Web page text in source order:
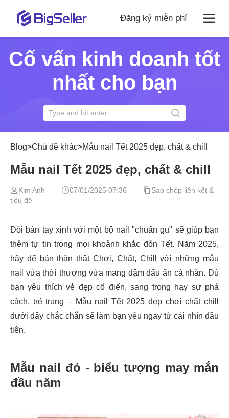
Đăng ký miễn phí
Cố vấn kinh doanh tốt
nhất cho bạn
Blog>Chủ đề khác>Mẫu nail Tết 2025 đẹp, chất & chill
Mẫu nail Tết 2025 đẹp, chất & chill
Kim Anh 07/01/2025 07:36
Sao chép liên kết &
tiêu đề